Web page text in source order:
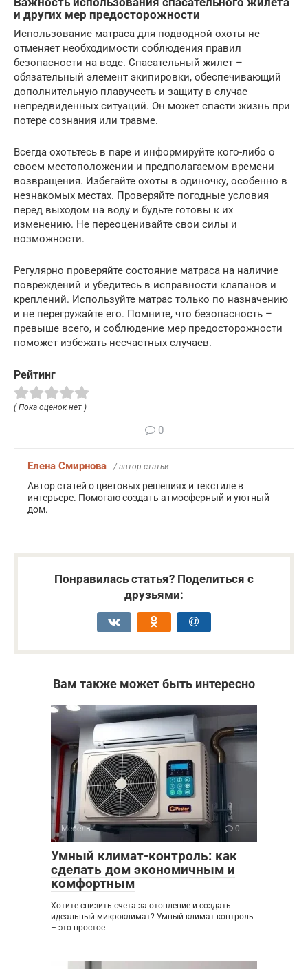
и других мер предосторожности
Использование матраса для подводной охоты не
отменяет необходимости соблюдения правил
безопасности на воде. Спасательный жилет –
обязательный элемент экипировки, обеспечивающий
дополнительную плавучесть и защиту в случае
непредвиденных ситуаций. Он может спасти жизнь при
потере сознания или травме.
Всегда охотьтесь в паре и информируйте кого-либо о
своем местоположении и предполагаемом времени
возвращения. Избегайте охоты в одиночку, особенно в
незнакомых местах. Проверяйте погодные условия
перед выходом на воду и будьте готовы к их
изменению. Не переоценивайте свои силы и
возможности.
Регулярно проверяйте состояние матраса на наличие
повреждений и убедитесь в исправности клапанов и
креплений. Используйте матрас только по назначению
и не перегружайте его. Помните, что безопасность –
превыше всего, и соблюдение мер предосторожности
поможет избежать несчастных случаев.
Рейтинг
( Пока оценок нет )
0
Елена Смирнова / автор статьи
Автор статей о цветовых решениях и текстиле в
интерьере. Помогаю создать атмосферный и уютный
дом.
Понравилась статья? Поделиться с
друзьями:
Вам также может быть интересно
Мебель 0
Умный климат-контроль: как
сделать дом экономичным и
комфортным
Хотите снизить счета за отопление и создать
идеальный микроклимат? Умный климат-контроль
– это простое